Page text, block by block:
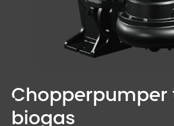
Chopperpumper
biogas